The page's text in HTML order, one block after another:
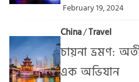
February 19, 2024
China/Travel
চায়না ভ্রমণ:
এক অভিযান